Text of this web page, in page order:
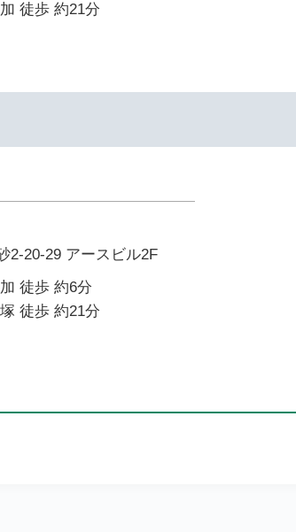
徒歩 約21分
2-20-29 アースビル2F
徒歩 約6分
徒歩 約21分